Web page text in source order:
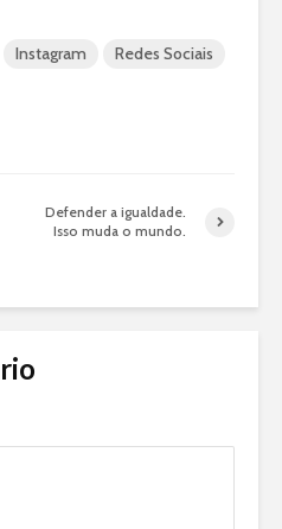
Instagram
Redes Sociais
Defender a igualdade.
Isso muda o mundo.